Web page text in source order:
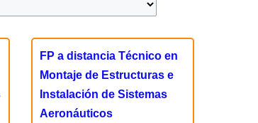
FP a distancia Técnico en
Montaje de Estructuras e
Instalación de Sistemas
Aeronáuticos